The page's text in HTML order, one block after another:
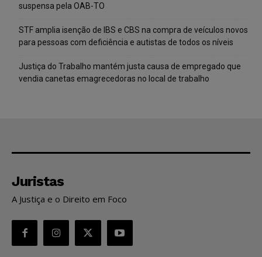
suspensa pela OAB-TO
STF amplia isenção de IBS e CBS na compra de veículos novos
para pessoas com deficiência e autistas de todos os níveis
Justiça do Trabalho mantém justa causa de empregado que
vendia canetas emagrecedoras no local de trabalho
Juristas
A Justiça e o Direito em Foco